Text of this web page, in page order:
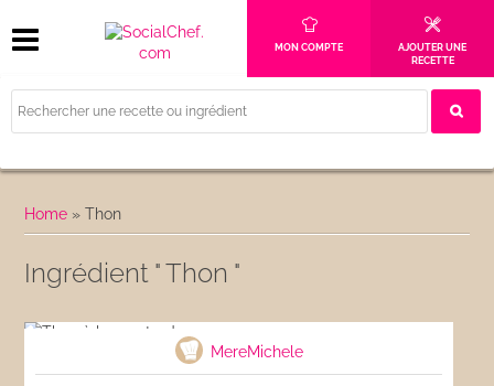
MON COMPTE
AJOUTER UNE
RECETTE
Home »Thon
Ingrédient " Thon "
MereMichele